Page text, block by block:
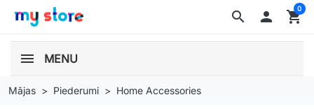
search  shopping_cart
0
MENU
Mājas Piederumi Home Accessories